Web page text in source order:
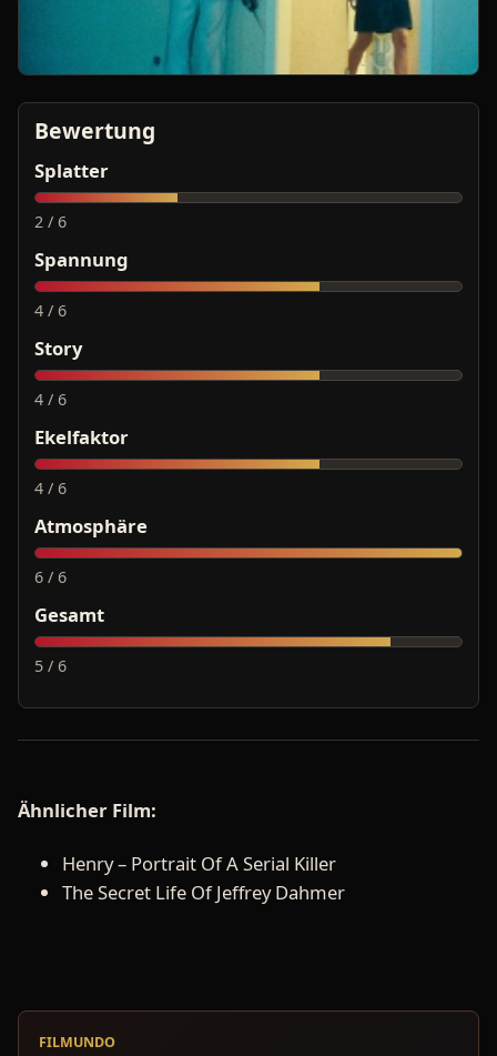
Bewertung
Splatter
2 / 6
Spannung
4 / 6
Story
4 / 6
Ekelfaktor
4 / 6
Atmosphäre
6 / 6
Gesamt
5 / 6
Ähnlicher Film:
Henry – Portrait Of A Serial Killer
The Secret Life Of Jeffrey Dahmer
FILMUNDO